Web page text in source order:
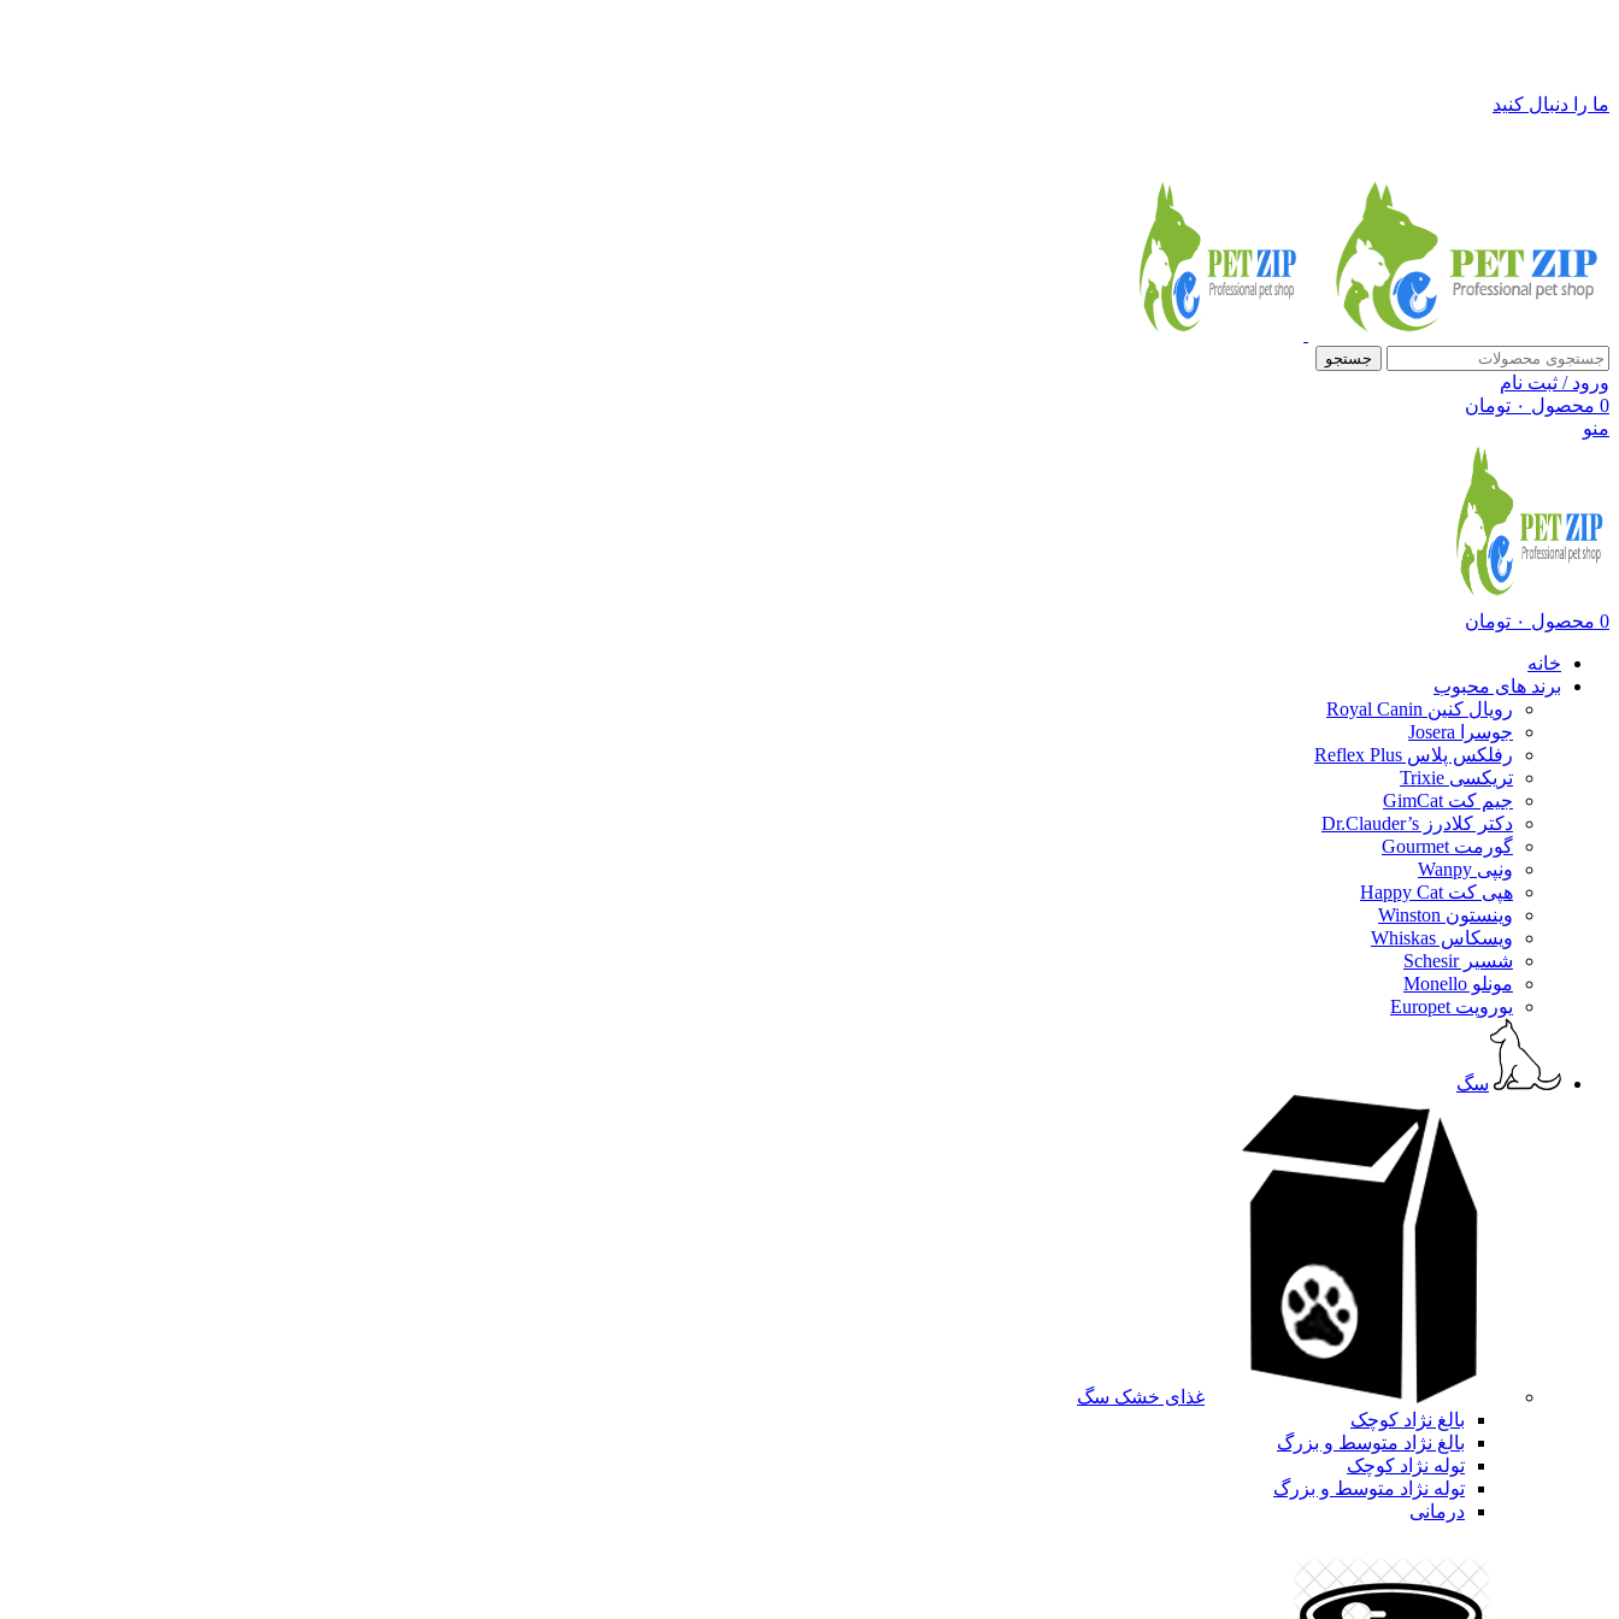
ما را دنبال کنید
جستجو
ورود / ثبت نام
0 محصول ۰ تومان
منو
0 محصول ۰ تومان
خانه
برند های محبوب
رویال کنین Royal Canin
جوسرا Josera
رفلکس پلاس Reflex Plus
تریکسی Trixie
جیم کت GimCat
دکتر کلادرز Dr.Clauder’s
گورمت Gourmet
ونپی Wanpy
هپی کت Happy Cat
وینستون Winston
ویسکاس Whiskas
شسیر Schesir
مونلو Monello
یوروپت Europet
سگ
غذای خشک سگ
بالغ نژاد کوچک
بالغ نژاد متوسط و بزرگ
توله نژاد کوچک
توله نژاد متوسط و بزرگ
درمانی